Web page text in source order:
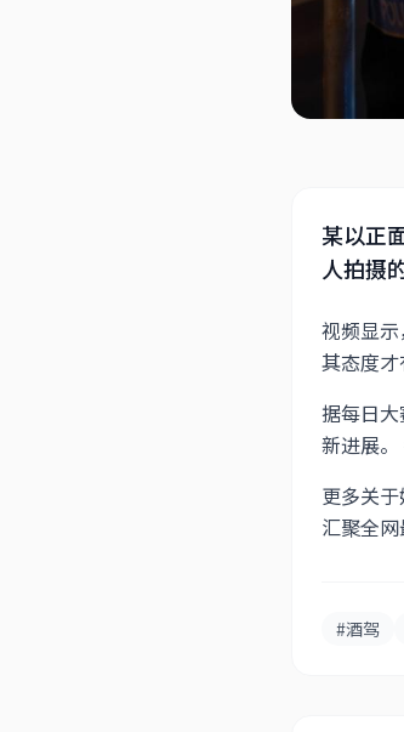
某以正
人拍摄
视频显
其态度
据每日
新进展
更多关
汇聚全
#酒驾